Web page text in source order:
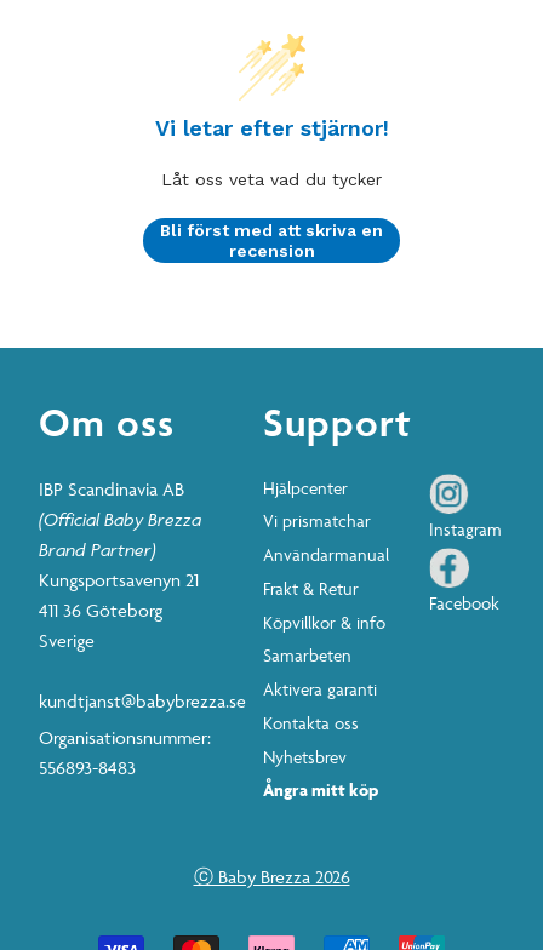
Vi letar efter stjärnor!
Låt oss veta vad du tycker
Bli först med att skriva en
recension
Om oss
IBP Scandinavia AB
(Official Baby Brezza
Brand Partner)
Kungsportsavenyn 21
411 36 Göteborg
Sverige
kundtjanst@babybrezza.se
Organisationsnummer:
556893-8483
Support
Hjälpcenter
Vi prismatchar
Användarmanual
Frakt & Retur
Köpvillkor & info
Samarbeten
Aktivera garanti
Kontakta oss
Nyhetsbrev
Ångra mitt köp
Instagram
Facebook
ⓒ Baby Brezza 2026